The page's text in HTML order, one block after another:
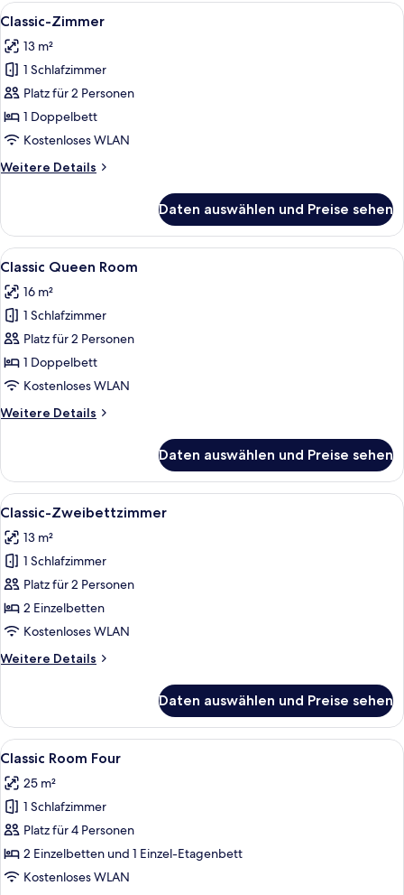
Alle
Fotos
für
Classic-
Zimmer
anzeigen
Ein Hotelzimmer mit einem großen
6
Classic-Zimmer
13 m²
1 Schlafzimmer
Platz für 2 Personen
1 Doppelbett
Kostenloses WLAN
Weitere Details
Weitere
Zimmer
Daten auswählen und Preise sehen
Alle
Fotos
für
Classic
Queen
Room
anzeigen
Ein Hotelzimmer mit einem großen
5
Classic Queen Room
16 m²
1 Schlafzimmer
Platz für 2 Personen
1 Doppelbett
Kostenloses WLAN
Weitere Details
Weitere
Queen
Room
Daten auswählen und Preise sehen
Alle
Fotos
für
Classic-
Zweibettzimmer
anzeigen
Classic-Zweibettzimmer |
5
Classic-Zweibettzimmer
13 m²
1 Schlafzimmer
Platz für 2 Personen
2 Einzelbetten
Kostenloses WLAN
Weitere Details
Weitere
Zweibettzimmer
Daten auswählen und Preise sehen
Alle
Fotos
für
Classic
Room
Four
anzeigen
Ein Hotelzimmer mit Bett, einer
6
Classic Room Four
25 m²
1 Schlafzimmer
Platz für 4 Personen
2 Einzelbetten und 1 Einzel-Etagenbett
Kostenloses WLAN